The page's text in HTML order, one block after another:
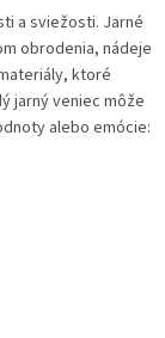
a sviežosti. Jarné
obrodenia, nádeje
ktoré
jarný veniec môže
alebo emócie: